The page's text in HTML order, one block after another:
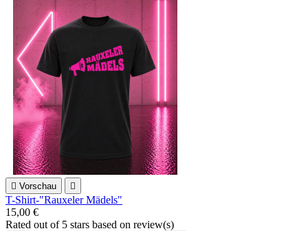
 Vorschau 
T-Shirt-"Rauxeler Mädels"
15,00 €
Rated out of 5 stars based on review(s)